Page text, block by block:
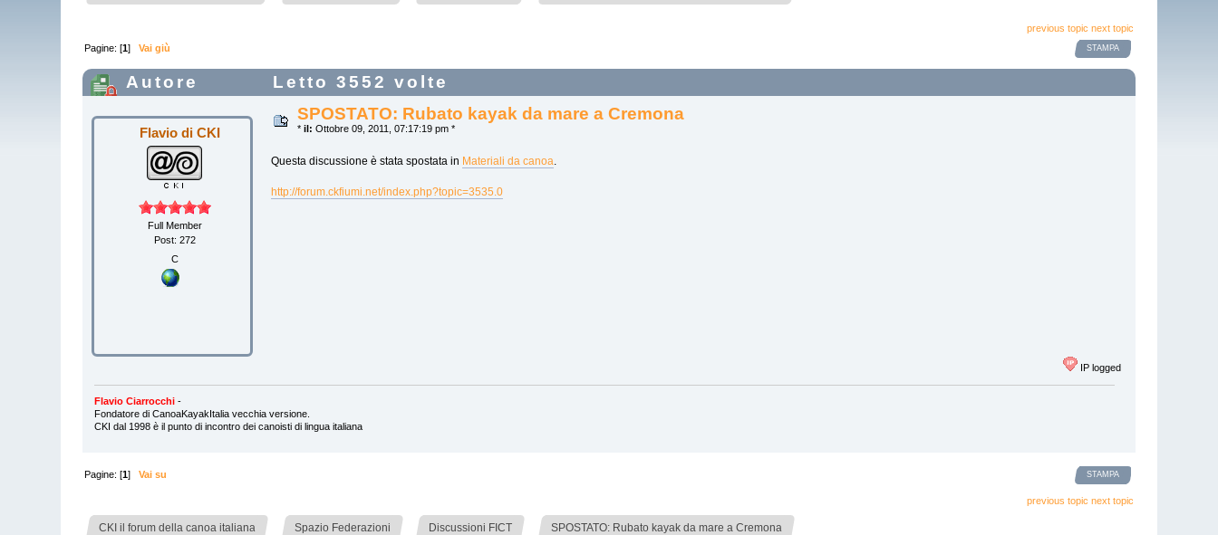
previous topic next topic
STAMPA
Pagine: [1]Vai giù
Autore Letto 3552 volte
Flavio di CKI
Full Member
Post: 272
C
SPOSTATO: Rubato kayak da mare a Cremona
* il: Ottobre 09, 2011, 07:17:19 pm *
Questa discussione è stata spostata in Materiali da canoa.
http://forum.ckfiumi.net/index.php?topic=3535.0
IP logged
Flavio Ciarrocchi -
Fondatore di CanoaKayakItalia vecchia versione.
CKI dal 1998 è il punto di incontro dei canoisti di lingua italiana
STAMPA
Pagine: [1]Vai su
previous topic next topic
CKI il forum della canoa italiana Spazio Federazioni Discussioni FICT SPOSTATO: Rubato kayak da mare a Cremona